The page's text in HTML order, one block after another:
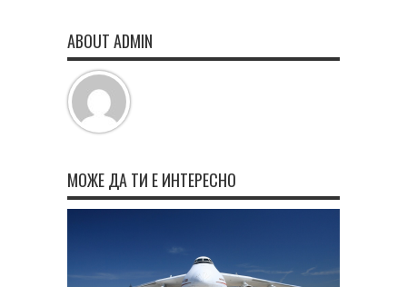
ABOUT ADMIN
МОЖЕ ДА ТИ Е ИНТЕРЕСНО